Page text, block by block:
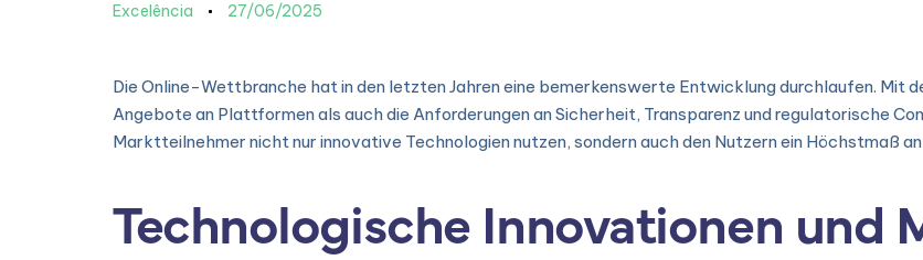
Excelência 27/06/2025
Die Online-Wettbranche hat in den letzten Jahren eine bemerkenswerte Entwicklung durchlaufen. Mit
Angebote an Plattformen als auch die Anforderungen an Sicherheit, Transparenz und regulatorische
Marktteilnehmer nicht nur innovative Technologien nutzen, sondern auch den Nutzern ein Höchstmaß
Technologische Innovationen und